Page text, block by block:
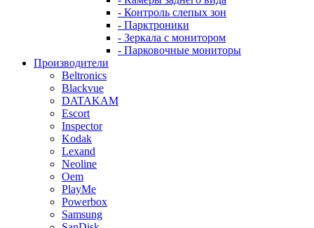
- Контроль слепых зон
- Парктроники
- Зеркала с монитором
- Парковочные мониторы
Производители
Beltronics
Blackvue
DATAKAM
Escort
Inspector
Kodak
Lexand
Neoline
Oem
PlayMe
Powerbox
Samsung